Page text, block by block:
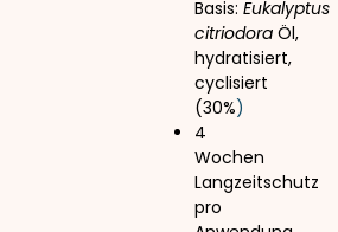
Basis: Eukalyptus
citriodoraÖl,
hydratisiert,
cyclisiert
(30%)
4
Wochen
Langzeitschutz
pro